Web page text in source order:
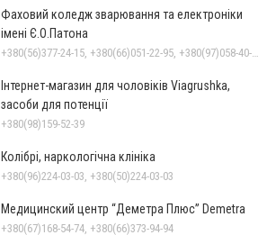
Фаховий коледж зварювання та електроніки
імені Є.О.Патона
Інтернет-магазин для чоловіків Viagrushka,
засоби для потенції
+380(98)159-52-39
Колібрі, наркологічна клініка
+380(96)224-03-03, +380(50)224-03-03
Медицинский центр “Деметра Плюс” Demetra
+380(67)168-54-74, +380(66)373-94-94